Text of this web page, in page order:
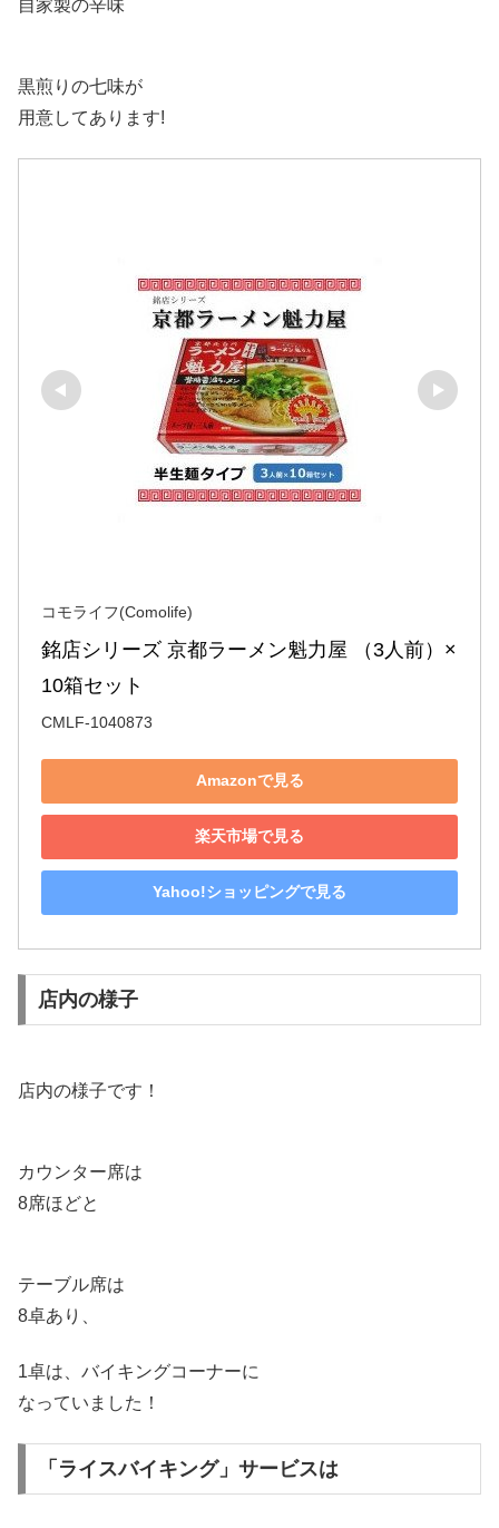
自家製の辛味
黒煎りの七味が
用意してあります!
コモライフ(Comolife)
銘店シリーズ 京都ラーメン魁力屋 （3人前）×
10箱セット
CMLF-1040873
Amazonで見る
楽天市場で見る
Yahoo!ショッピングで見る
店内の様子
店内の様子です！
カウンター席は
8席ほどと
テーブル席は
8卓あり、
1卓は、バイキングコーナーに
なっていました！
「ライスバイキング」サービスは